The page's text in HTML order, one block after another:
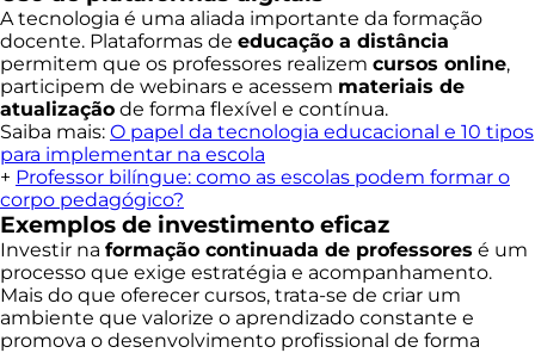
A tecnologia é uma aliada importante da formação
docente. Plataformas de educação a distância
permitem que os professores realizem cursos online,
participem de webinars e acessem materiais de
atualização de forma flexível e contínua.
Saiba mais: O papel da tecnologia educacional e 10 tipos
para implementar na escola
+ Professor bilíngue: como as escolas podem formar o
corpo pedagógico?
Exemplos de investimento eficaz
Investir na formação continuada de professores é um
processo que exige estratégia e acompanhamento.
Mais do que oferecer cursos, trata-se de criar um
ambiente que valorize o aprendizado constante e
promova o desenvolvimento profissional de forma